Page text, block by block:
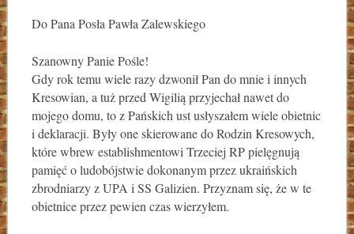
Do Pana Posła Pawła Zalewskiego
Szanowny Panie Pośle!
Gdy rok temu wiele razy dzwonił Pan do mnie i innych
Kresowian, a tuż przed Wigilią przyjechał nawet do
mojego domu, to z Pańskich ust usłyszałem wiele obietnic
i deklaracji. Były one skierowane do Rodzin Kresowych,
które wbrew establishmentowi Trzeciej RP pielęgnują
pamięć o ludobójstwie dokonanym przez ukraińskich
zbrodniarzy z UPA i SS Galizien. Przyznam się, że w te
obietnice przez pewien czas wierzyłem.